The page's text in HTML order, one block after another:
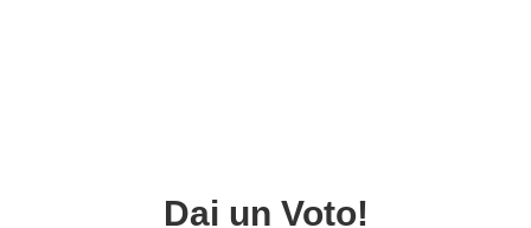
Dai un Voto!